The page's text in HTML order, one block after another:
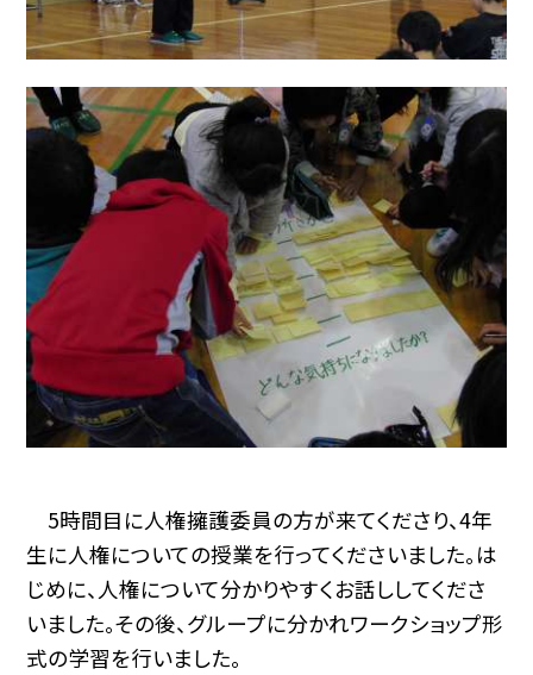
5時間目に人権擁護委員の方が来てくださり、4年
生に人権についての授業を行ってくださいました。は
じめに、人権について分かりやすくお話ししてくださ
いました。その後、グループに分かれワークショップ形
式の学習を行いました。